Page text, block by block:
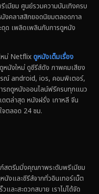
มียม ศูนย์รวมความบันเทิงครบ
งคลาสสิกยอดนิยมตลอดกาล
ด เพลิดเพลินกับการดูหนัง
หม่ Netflixดูหนังเต็มเรื่อง
นังใหม่ ดูซีรีส์ดัง ภาพคมเสียง
ณ์ android, ios, คอมพิเตอร์,
รถดูหนังออนไลน์ฟรีครบทุกแนว
ตล่าสุด หนังฝรั่ง เกาหลี จีน
จตลอด 24 ชม.
ตรีมมิ่งคุณภาพระดับพรีเมียม
งและซีรีส์จากทั่วอินเทอร์เน็ต
และสะดวกสบาย เราไม่ได้จัด